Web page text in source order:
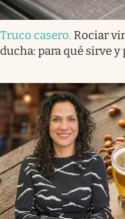
Truco casero. Rociar
ducha: para qué sirve